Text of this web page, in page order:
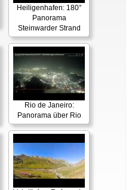
Heiligenhafen: 180°
Panorama
Steinwarder Strand
Rio de Janeiro:
Panorama über Rio